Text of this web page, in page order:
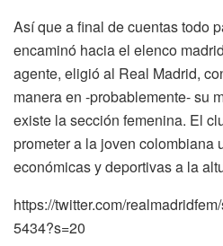
Así que a final de cuentas todo
encaminó hacia el elenco
agente, eligió al Real Madrid,
manera en -probablemente- su
existe la sección femenina. El
prometer a la joven colombiana
económicas y deportivas a la
https://twitter.com/
5434?s=20